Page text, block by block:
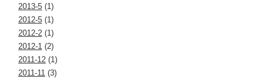
2013-5 (1)
2012-5 (1)
2012-2 (1)
2012-1 (2)
2011-12 (1)
2011-11 (3)